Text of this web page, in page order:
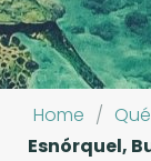
Home /
Esnórquel,